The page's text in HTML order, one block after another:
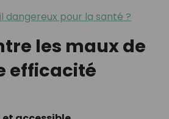
dangereux pour la santé ?
les maux de
efficacité